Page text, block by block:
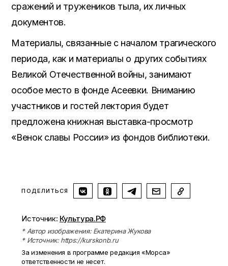
сражений и тружеников тыла, их личных
документов.
Материалы, связанные с началом трагического
периода, как и материалы о других событиях
Великой Отечественной войны, занимают
особое место в фонде Асеевки. Вниманию
участников и гостей лектория будет
предложена книжная выставка-просмотр
«Венок славы России»из фондов библиотеки.
ПОДЕЛИТЬСЯ
Источник: Культура.РФ
* Автор изображения: Екатерина Жукова
* Источник: https://kurskonb.ru
За изменения в программе редакция «Морса»
ответственности не несет.